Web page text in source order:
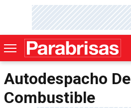
Autodespacho De
Combustible